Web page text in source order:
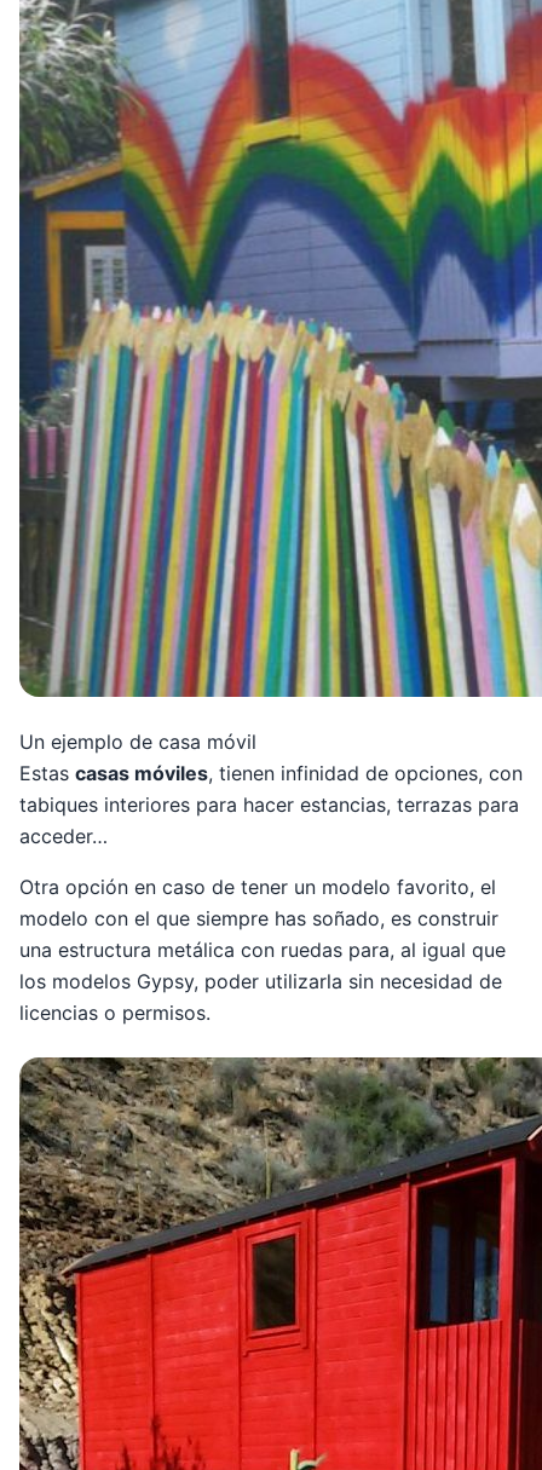
Un ejemplo de casa móvil
Estas casas móviles, tienen infinidad de opciones, con
tabiques interiores para hacer estancias, terrazas para
acceder…
Otra opción en caso de tener un modelo favorito, el
modelo con el que siempre has soñado, es construir
una estructura metálica con ruedas para, al igual que
los modelos Gypsy, poder utilizarla sin necesidad de
licencias o permisos.